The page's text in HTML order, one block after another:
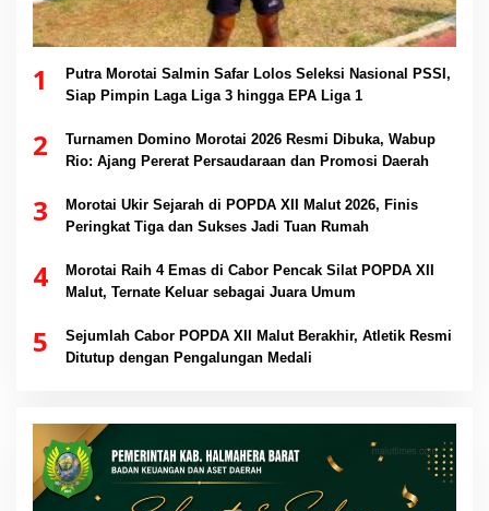
1
Putra Morotai Salmin Safar Lolos Seleksi Nasional PSSI,
Siap Pimpin Laga Liga 3 hingga EPA Liga 1
2
Turnamen Domino Morotai 2026 Resmi Dibuka, Wabup
Rio: Ajang Pererat Persaudaraan dan Promosi Daerah
3
Morotai Ukir Sejarah di POPDA XII Malut 2026, Finis
Peringkat Tiga dan Sukses Jadi Tuan Rumah
4
Morotai Raih 4 Emas di Cabor Pencak Silat POPDA XII
Malut, Ternate Keluar sebagai Juara Umum
5
Sejumlah Cabor POPDA XII Malut Berakhir, Atletik Resmi
Ditutup dengan Pengalungan Medali